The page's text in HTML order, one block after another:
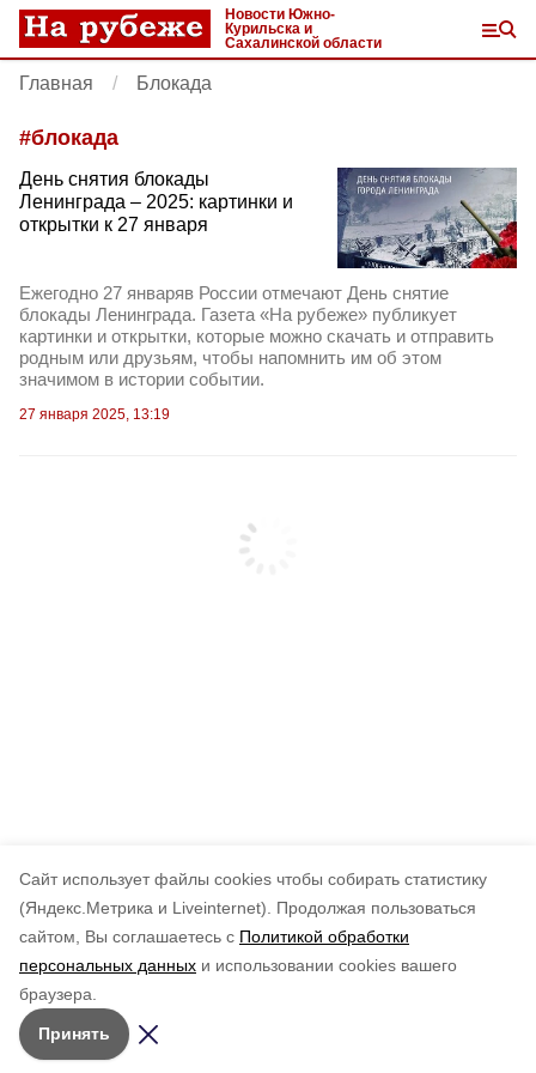
Cайт использует файлы cookies чтобы собирать статистику
(Яндекс.Метрика и Liveinternet).
Продолжая пользоваться
сайтом, Вы соглашаетесь с Политикой обработки
персональных данных и использовании cookies вашего
браузера.
Принять
Новости Южно-
Курильска и
Сахалинской области
Главная Блокада
#блокада
День снятия блокады
Ленинграда – 2025: картинки и
открытки к 27 января
Ежегодно 27 январяв России отмечают День снятие
блокады Ленинграда. Газета «На рубеже» публикует
картинки и открытки, которые можно скачать и отправить
родным или друзьям, чтобы напомнить им об этом
значимом в истории событии.
27 января 2025, 13:19